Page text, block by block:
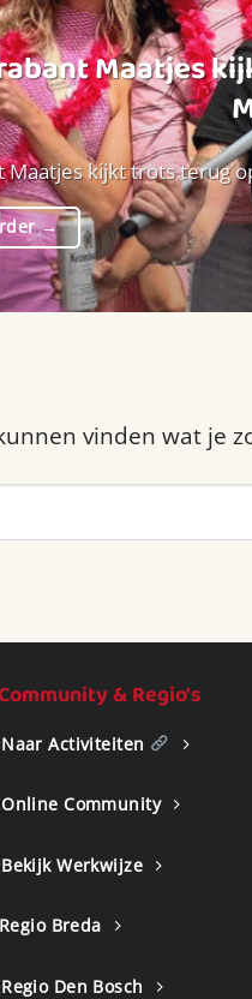
Maatjes
Maatjes kijkt trots terug
→
vinden wat je
& Regio's
Naar Activiteiten
Online Community
Bekijk Werkwijze
Regio Breda
Regio Den Bosch